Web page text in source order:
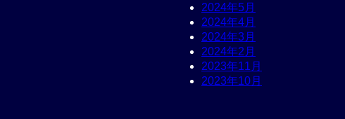
2024年5月
2024年4月
2024年3月
2024年2月
2023年11月
2023年10月